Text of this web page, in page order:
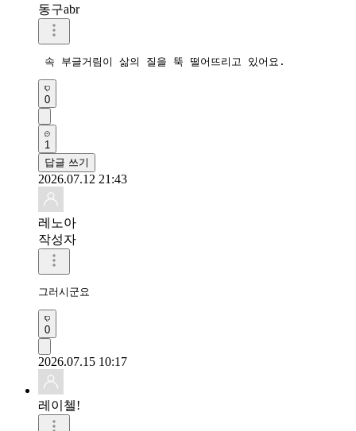
동구abr
속 부글거림이 삶의 질을 뚝 떨어뜨리고 있어요.
0
1
답글 쓰기
2026.07.12 21:43
레노아
작성자
그러시군요
0
2026.07.15 10:17
레이첼!